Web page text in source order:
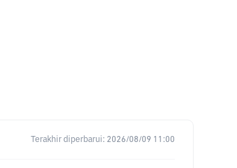
Terakhir diperbarui: 2026/08/09 11:00